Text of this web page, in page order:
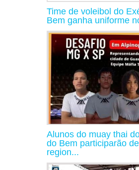
Time de voleibol do
Bem ganha uniforme
Alunos do muay thai
do Bem participarão
region...